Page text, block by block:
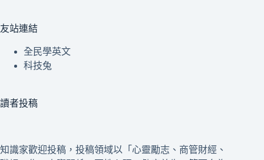
友站連結
全民學英文
科技兔
讀者投稿
知識家歡迎投稿，投稿領域以「心靈勵志、商管財經、